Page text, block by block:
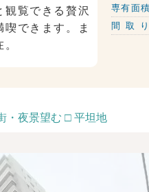
覧できる贅沢
できます。ま
専有面積
間 取 り
・夜景望む □ 平坦地